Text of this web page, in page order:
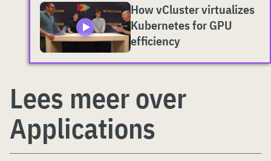
How vCluster virtualizes
Kubernetes for GPU
efficiency
Lees meer over
Applications